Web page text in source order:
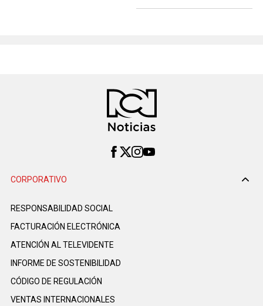
CORPORATIVO
RESPONSABILIDAD SOCIAL
FACTURACIÓN ELECTRÓNICA
ATENCIÓN AL TELEVIDENTE
INFORME DE SOSTENIBILIDAD
CÓDIGO DE REGULACIÓN
VENTAS INTERNACIONALES